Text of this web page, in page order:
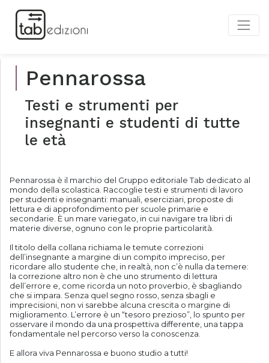
Pennarossa
Testi e strumenti per
insegnanti e studenti di tutte
le età
Pennarossa è il marchio del Gruppo editoriale Tab dedicato al
mondo della scolastica. Raccoglie testi e strumenti di lavoro
per studenti e insegnanti: manuali, eserciziari, proposte di
lettura e di approfondimento per scuole primarie e
secondarie. È un mare variegato, in cui navigare tra libri di
materie diverse, ognuno con le proprie particolarità.
Il titolo della collana richiama le temute correzioni
dell’insegnante a margine di un compito impreciso, per
ricordare allo studente che, in realtà, non c’è nulla da temere:
la correzione altro non è che uno strumento di lettura
dell’errore e, come ricorda un noto proverbio, è sbagliando
che si impara. Senza quel segno rosso, senza sbagli e
imprecisioni, non vi sarebbe alcuna crescita o margine di
miglioramento. L’errore è un “tesoro prezioso”, lo spunto per
osservare il mondo da una prospettiva differente, una tappa
fondamentale nel percorso verso la conoscenza.
E allora viva Pennarossa e buono studio a tutti!